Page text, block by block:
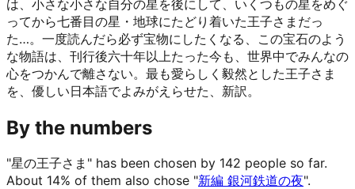
は、小さな小さな自分の星を後にして、いくつもの星をめぐ
ってから七番目の星・地球にたどり着いた王子さまだっ
た…。一度読んだら必ず宝物にしたくなる、この宝石のよう
な物語は、刊行後六十年以上たった今も、世界中でみんなの
心をつかんで離さない。最も愛らしく毅然とした王子さま
を、優しい日本語でよみがえらせた、新訳。
By the numbers
"星の王子さま" has been chosen by 142 people so far.
About 14% of them also chose "新編 銀河鉄道の夜".